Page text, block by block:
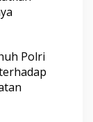
Polri